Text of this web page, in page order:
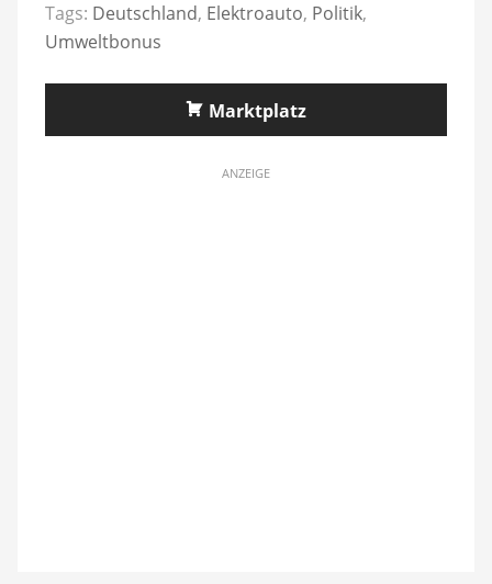
Tags: Deutschland, Elektroauto, Politik,
Umweltbonus
Marktplatz
ANZEIGE